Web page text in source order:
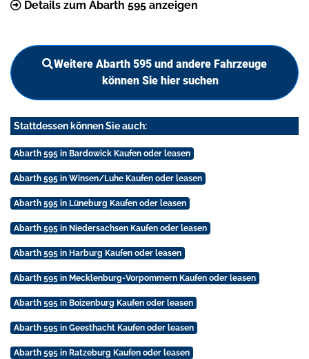
Details zum Abarth 595 anzeigen
Weitere Abarth 595 und andere Fahrzeuge
können Sie hier suchen
Stattdessen können Sie auch:
Abarth 595 in Bardowick Kaufen oder leasen
Abarth 595 in Winsen/Luhe Kaufen oder leasen
Abarth 595 in Lüneburg Kaufen oder leasen
Abarth 595 in Niedersachsen Kaufen oder leasen
Abarth 595 in Harburg Kaufen oder leasen
Abarth 595 in Mecklenburg-Vorpommern Kaufen oder leasen
Abarth 595 in Boizenburg Kaufen oder leasen
Abarth 595 in Geesthacht Kaufen oder leasen
Abarth 595 in Ratzeburg Kaufen oder leasen